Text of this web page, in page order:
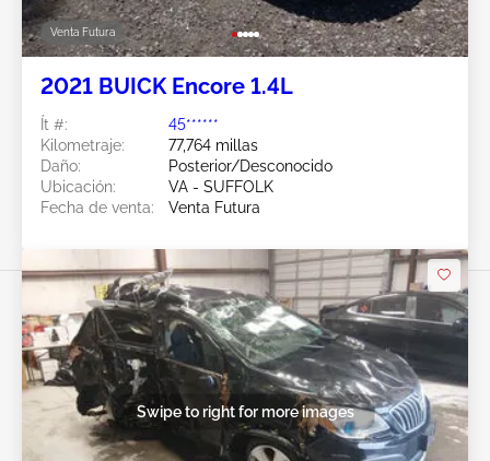
Venta Futura
2021 BUICK Encore 1.4L
Ít #:
45******
Kilometraje:
77,764 millas
Daño:
Posterior/Desconocido
Ubicación:
VA - SUFFOLK
Fecha de venta:
Venta Futura
Swipe to right for more images